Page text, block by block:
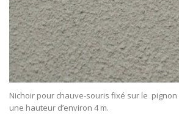
Nichoir pour chauve-souris fixé sur le
une hauteur d’environ 4 m.